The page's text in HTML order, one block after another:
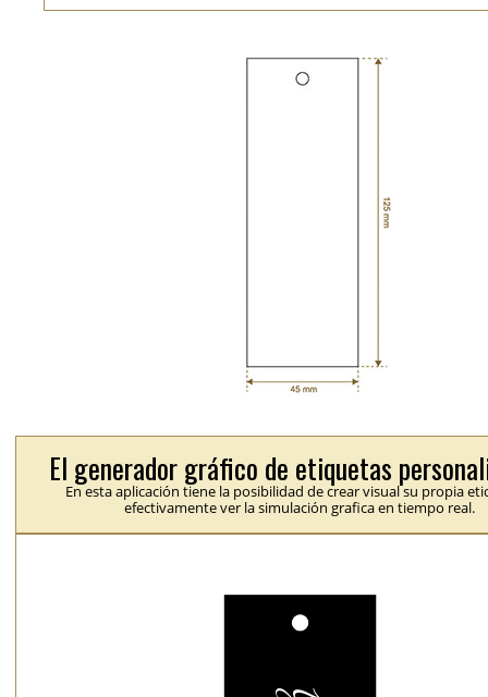
El generador gráfico de etiquetas
En esta aplicación tiene la posibilidad de crear visual su propia
efectivamente ver la simulación grafica en tiempo real.